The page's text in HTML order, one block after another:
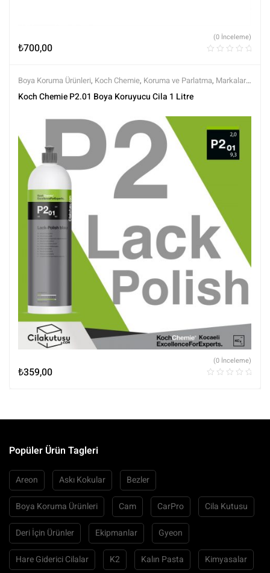
₺700,00
(0 İnceleme)
Boya Koruma Ürünleri, Koch Chemie, Koruma ve Parlatma, Markalar,
Parlatma,Polisaj ve Parlatma
Koch Chemie P2.01 Boya Koruyucu Cila 1 Litre
₺359,00
(0 İnceleme)
Popüler Ürün Tagleri
Areon Askı Kokular Bezler
Boya Koruma Ürünleri Cam CarPro Cila Kutusu
Deri İçin Ürünler Ekipmanlar Gyeon
Hare Giderici Cilalar K2 Kalın Pasta Kimyasalar